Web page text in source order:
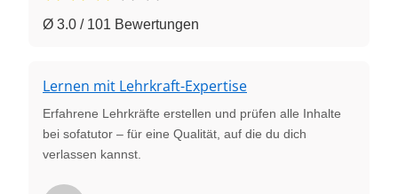
Ø 3.0 / 101 Bewertungen
Lernen mit Lehrkraft-Expertise
Erfahrene Lehrkräfte erstellen und prüfen alle Inhalte
bei sofatutor – für eine Qualität, auf die du dich
verlassen kannst.